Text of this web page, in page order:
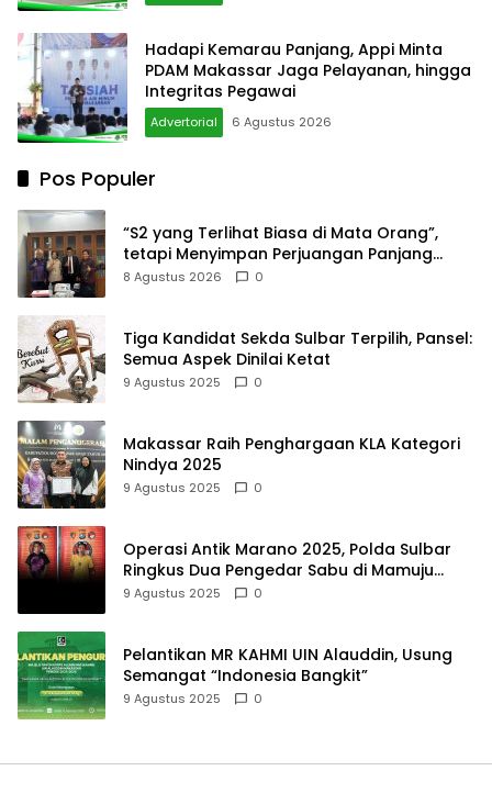
Hadapi Kemarau Panjang, Appi Minta
PDAM Makassar Jaga Pelayanan, hingga
Integritas Pegawai
Advertorial 6 Agustus 2026
Pos Populer
“S2 yang Terlihat Biasa di Mata Orang”,
tetapi Menyimpan Perjuangan Panjang
yang Tidak Semua Orang Tahu
8 Agustus 2026 0
Tiga Kandidat Sekda Sulbar Terpilih, Pansel:
Semua Aspek Dinilai Ketat
9 Agustus 2025 0
Makassar Raih Penghargaan KLA Kategori
Nindya 2025
9 Agustus 2025 0
Operasi Antik Marano 2025, Polda Sulbar
Ringkus Dua Pengedar Sabu di Mamuju
Tengah
9 Agustus 2025 0
Pelantikan MR KAHMI UIN Alauddin, Usung
Semangat “Indonesia Bangkit”
9 Agustus 2025 0